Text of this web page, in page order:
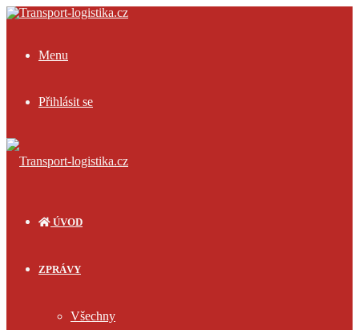
Menu
Přihlásit se
ÚVOD
ZPRÁVY
Všechny